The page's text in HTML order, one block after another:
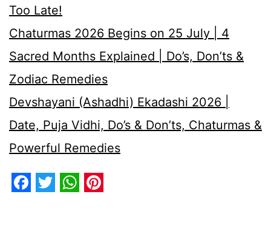
Too Late!
Chaturmas 2026 Begins on 25 July | 4
Sacred Months Explained | Do’s, Don’ts &
Zodiac Remedies
Devshayani (Ashadhi) Ekadashi 2026 |
Date, Puja Vidhi, Do’s & Don’ts, Chaturmas &
Powerful Remedies